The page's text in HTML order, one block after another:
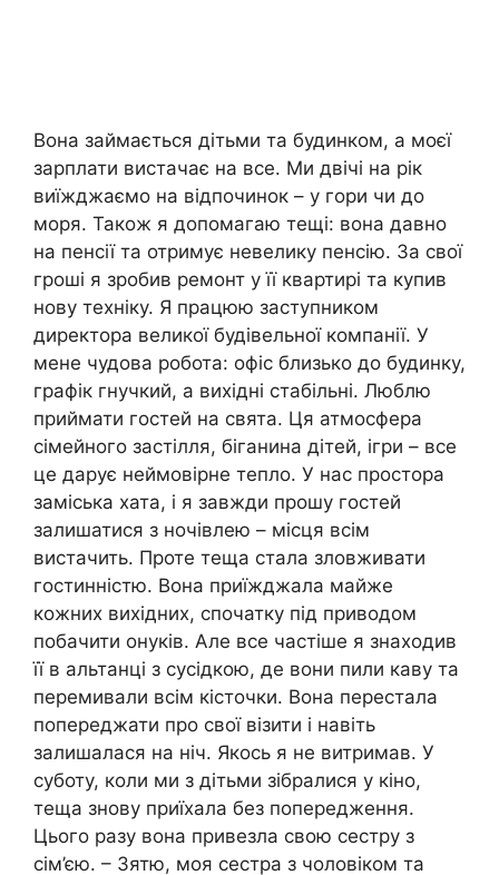
Вона займається дітьми та будинком, а моєї
зарплати вистачає на все. Ми двічі на рік
виїжджаємо на відпочинок – у гори чи до
моря. Також я допомагаю тещі: вона давно
на пенсії та отримує невелику пенсію. За свої
гроші я зробив ремонт у її квартирі та купив
нову техніку. Я працюю заступником
директора великої будівельної компанії. У
мене чудова робота: офіс близько до будинку,
графік гнучкий, а вихідні стабільні. Люблю
приймати гостей на свята. Ця атмосфера
сімейного застілля, біганина дітей, ігри – все
це дарує неймовірне тепло. У нас простора
заміська хата, і я завжди прошу гостей
залишатися з ночівлею – місця всім
вистачить. Проте теща стала зловживати
гостинністю. Вона приїжджала майже
кожних вихідних, спочатку під приводом
побачити онуків. Але все частіше я знаходив
її в альтанці з сусідкою, де вони пили каву та
перемивали всім кісточки. Вона перестала
попереджати про свої візити і навіть
залишалася на ніч. Якось я не витримав. У
суботу, коли ми з дітьми зібралися у кіно,
теща знову приїхала без попередження.
Цього разу вона привезла свою сестру з
сім’єю. – Зятю, моя сестра з чоловіком та